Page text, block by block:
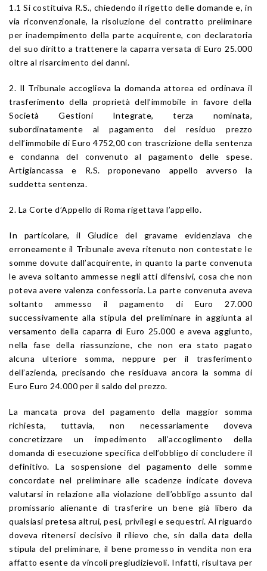
1.1 Si costituiva R.S., chiedendo il rigetto delle domande e, in
via riconvenzionale, la risoluzione del contratto preliminare
per inadempimento della parte acquirente, con declaratoria
del suo diritto a trattenere la caparra versata di Euro 25.000
oltre al risarcimento dei danni.
2. Il Tribunale accoglieva la domanda attorea ed ordinava il
trasferimento della proprietà dell’immobile in favore della
Società Gestioni Integrate, terza nominata,
subordinatamente al pagamento del residuo prezzo
dell’immobile di Euro 4752,00 con trascrizione della sentenza
e condanna del convenuto al pagamento delle spese.
Artigiancassa e R.S. proponevano appello avverso la
suddetta sentenza.
2. La Corte d’Appello di Roma rigettava l’appello.
In particolare, il Giudice del gravame evidenziava che
erroneamente il Tribunale aveva ritenuto non contestate le
somme dovute dall’acquirente, in quanto la parte convenuta
le aveva soltanto ammesse negli atti difensivi, cosa che non
poteva avere valenza confessoria. La parte convenuta aveva
soltanto ammesso il pagamento di Euro 27.000
successivamente alla stipula del preliminare in aggiunta al
versamento della caparra di Euro 25.000 e aveva aggiunto,
nella fase della riassunzione, che non era stato pagato
alcuna ulteriore somma, neppure per il trasferimento
dell’azienda, precisando che residuava ancora la somma di
Euro Euro 24.000 per il saldo del prezzo.
La mancata prova del pagamento della maggior somma
richiesta, tuttavia, non necessariamente doveva
concretizzare un impedimento all’accoglimento della
domanda di esecuzione specifica dell’obbligo di concludere il
definitivo. La sospensione del pagamento delle somme
concordate nel preliminare alle scadenze indicate doveva
valutarsi in relazione alla violazione dell’obbligo assunto dal
promissario alienante di trasferire un bene già libero da
qualsiasi pretesa altrui, pesi, privilegi e sequestri. Al riguardo
doveva ritenersi decisivo il rilievo che, sin dalla data della
stipula del preliminare, il bene promesso in vendita non era
affatto esente da vincoli pregiudizievoli. Infatti, risultava per